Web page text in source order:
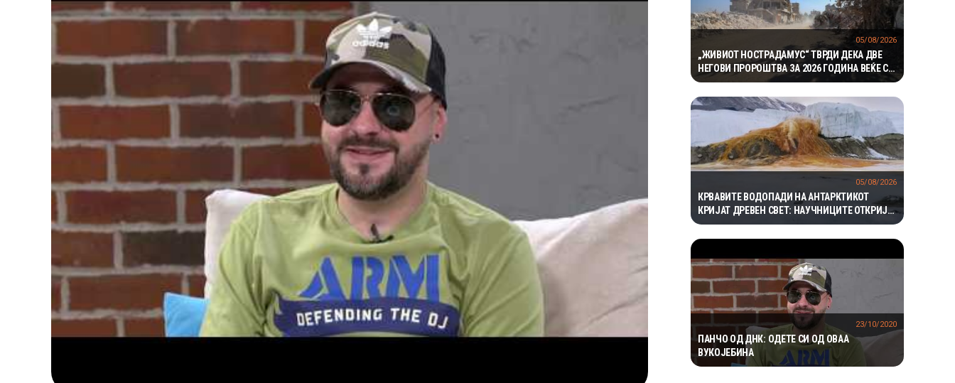
„ЖИВИОТ НОСТРАДАМУС“ ТВРДИ ДЕКА ДВЕ
НЕГОВИ ПРОРОШТВА ЗА 2026 ГОДИНА ВЕЌЕ СЕ
ОСТВАРИЛЕ – СЕГА ПРЕДУПРЕДУВА НА ТРЕТО
05/08/2026
КРВАВИТЕ ВОДОПАДИ НА АНТАРКТИКОТ
КРИЈАТ ДРЕВЕН СВЕТ: НАУЧНИЦИТЕ ОТКРИЈА
ЕКОСИСТЕМ ИЗОЛИРАН ПОВЕЌЕ ОД 1,5
МИЛИОНИ ГОДИНИ
05/08/2026
ПАНЧО ОД ДНК: ОДЕТЕ СИ ОД ОВАА
ВУКОЈЕБИНА
23/10/2020